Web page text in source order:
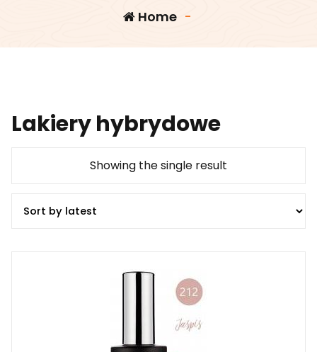
Home -
Lakiery hybrydowe
Showing the single result